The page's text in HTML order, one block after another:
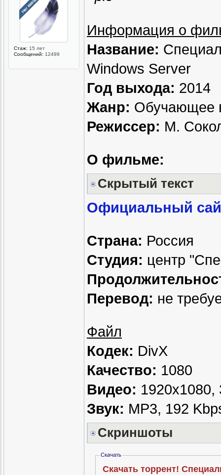
Стаж: 15 лет
Сообщений: 12499
Информация о
Название:
Windows Server
Год выхода: 2014
Жанр: Обучающее
Режиссер: М.
О фильме:
Скрытый текст
Официальный
Страна: Россия
Студия: центр
Перевод: не
Файл
Кодек: DivX
Качество: 1080
Видео: 1920x1080,
Звук: MP3, 192
Скриншоты
Скачать
Скачать торрент!